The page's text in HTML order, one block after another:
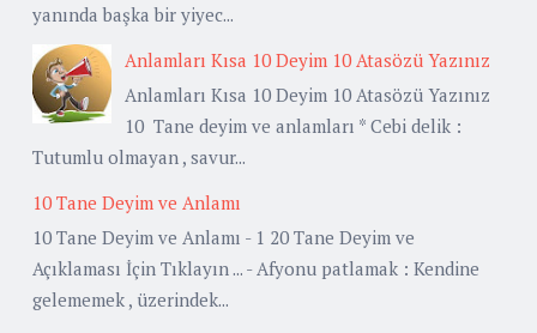
yanında başka bir yiyec...
Anlamları Kısa 10 Deyim 10 Atasözü Yazınız
Anlamları Kısa 10 Deyim 10 Atasözü Yazınız
10 Tane deyim ve anlamları * Cebi delik :
Tutumlu olmayan , savur...
10 Tane Deyim ve Anlamı
10 Tane Deyim ve Anlamı - 1 20 Tane Deyim ve
Açıklaması İçin Tıklayın ... - Afyonu patlamak : Kendine
gelememek , üzerindek...